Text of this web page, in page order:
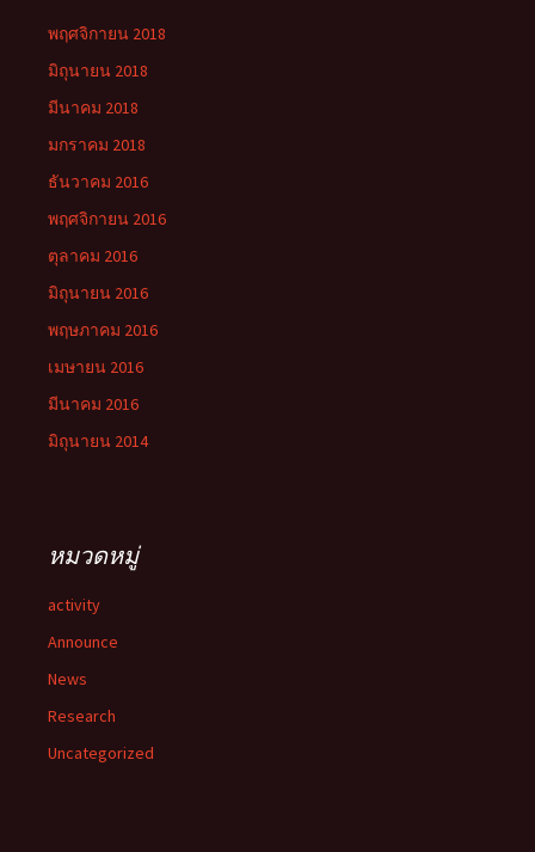
พฤศจิกายน 2018
มิถุนายน 2018
มีนาคม 2018
มกราคม 2018
ธันวาคม 2016
พฤศจิกายน 2016
ตุลาคม 2016
มิถุนายน 2016
พฤษภาคม 2016
เมษายน 2016
มีนาคม 2016
มิถุนายน 2014
หมวดหมู่
activity
Announce
News
Research
Uncategorized